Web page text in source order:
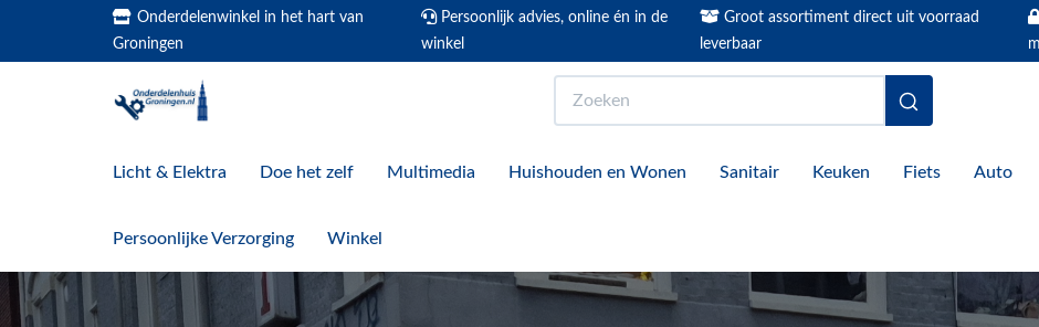
Onderdelenwinkel in het hart van
Groningen
Persoonlijk advies, online én in de
winkel
Groot assortiment direct uit voorraad
leverbaar
Licht & Elektra Doe het zelf Multimedia Huishouden en Wonen Sanitair Keuken Fiets Auto
Persoonlijke Verzorging Winkel